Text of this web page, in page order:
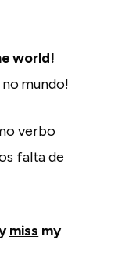
world!
mundo!
verbo
falta de
miss my